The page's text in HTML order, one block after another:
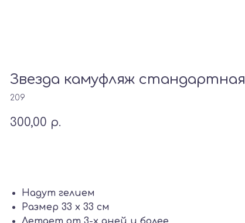
Звезда камуфляж стандартная
209
300,00 р.
Надут гелием
Размер 33 х 33 см